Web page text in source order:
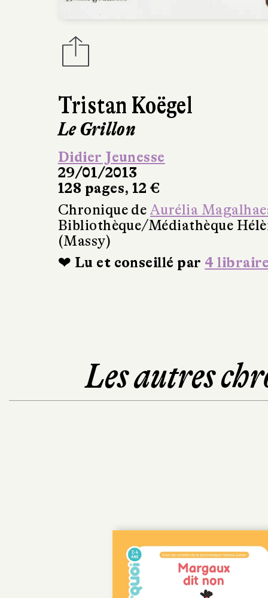
Tristan Koëgel
Le Grillon
Didier Jeunesse
29/01/2013
128 pages, 12 €
Chronique de Aurélia
Bibliothèque/Médiathèque
(Massy)
❤ Lu et conseillé par 4
Les autres